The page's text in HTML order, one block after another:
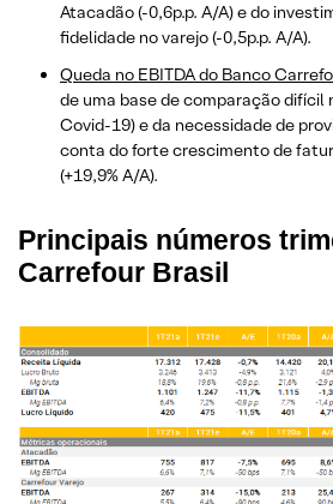
Atacadão (-0,6p.p. A/A) e do
fidelidade no varejo (-0,5p.p. A/A).
Queda no EBITDA do Banco
de uma base de comparação difícil
Covid-19) e da necessidade de
conta do forte crescimento de
(+19,9% A/A).
Principais números
Carrefour Brasil